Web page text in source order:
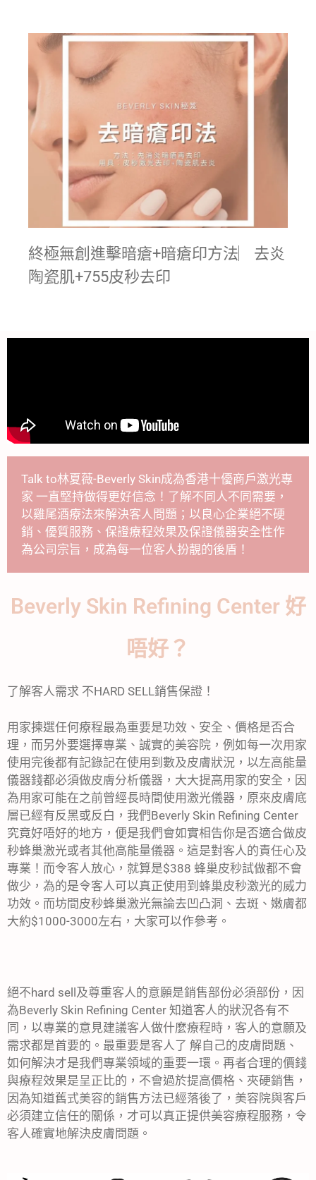
終極無創進擊暗瘡+暗瘡印方法︳去炎
陶瓷肌+755皮秒去印
Talk to林夏薇-Beverly Skin成為香港十優商戶激光專
家 一直堅持做得更好信念！了解不同人不同需要，
以雞尾酒療法來解決客人問題；以良心企業絕不硬
銷、優質服務、保證療程效果及保證儀器安全性作
為公司宗旨，成為每一位客人扮靚的後盾！
Beverly Skin Refining Center 好
唔好？
了解客人需求 不HARD SELL銷售保證！
用家揀選任何療程最為重要是功效、安全、價格是否合
理，而另外要選擇專業、誠實的美容院，例如每一次用家
使用完後都有記錄記在使用到數及皮膚狀況，以左高能量
儀器錢都必須做皮膚分析儀器，大大提高用家的安全，因
為用家可能在之前曾經長時間使用激光儀器，原來皮膚底
層已經有反黑或反白，我們Beverly Skin Refining Center
究竟好唔好的地方，便是我們會如實相告你是否適合做皮
秒蜂巢激光或者其他高能量儀器。這是對客人的責任心及
專業！而令客人放心，就算是$388 蜂巢皮秒試做都不會
做少，為的是令客人可以真正使用到蜂巢皮秒激光的威力
功效。而坊間皮秒蜂巢激光無論去凹凸洞、去斑、嫩膚都
大約$1000-3000左右，大家可以作參考。
絕不hard sell及尊重客人的意願是銷售部份必須部份，因
為Beverly Skin Refining Center 知道客人的狀況各有不
同，以專業的意見建議客人做什麼療程時，客人的意願及
需求都是首要的。最重要是客人了 解自己的皮膚問題、
如何解決才是我們專業領域的重要一環。再者合理的價錢
與療程效果是呈正比的，不會過於提高價格、夾硬銷售，
因為知道舊式美容的銷售方法已經落後了，美容院與客戶
必須建立信任的關係，才可以真正提供美容療程服務，令
客人確實地解決皮膚問題。